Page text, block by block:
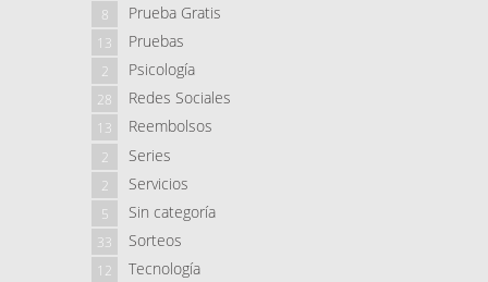
Prueba Gratis
8
Pruebas
13
Psicología
2
Redes Sociales
28
Reembolsos
13
Series
2
Servicios
2
Sin categoría
5
Sorteos
33
Tecnología
12